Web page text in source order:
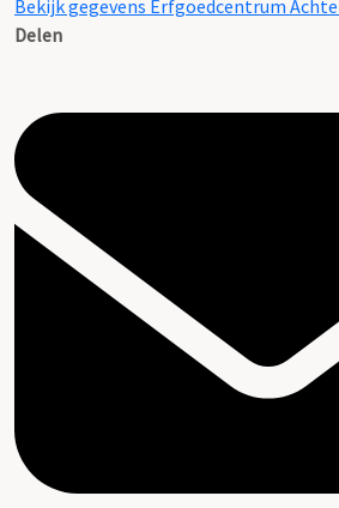
Bekijk gegevens Erfgoedcentrum
Delen